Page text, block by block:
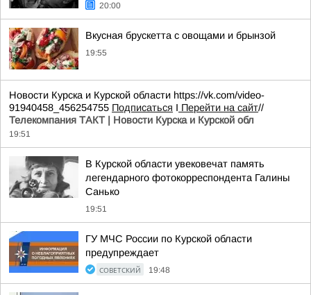
20:00
Вкусная брускетта с овощами и брынзой
19:55
Новости Курска и Курской области https://vk.com/video-
91940458_456254755 Подписаться I Перейти на сайт//
Телекомпания ТАКТ | Новости Курска и Курской обл
19:51
В Курской области увековечат память
легендарного фотокорреспондента Галины
Санько
19:51
ГУ МЧС России по Курской области
предупреждает
СОВЕТСКИЙ 19:48